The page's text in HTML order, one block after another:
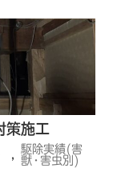
策施工
,
駆除実績(害
獣・害虫別)